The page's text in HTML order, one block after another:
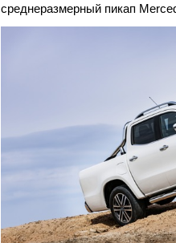
среднеразмерный пикап